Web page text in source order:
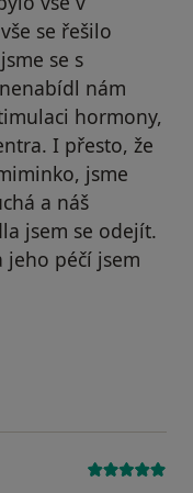
se řešilo
se s
nám
hormony,
I přesto, že
jsme
a náš
jsem se odejít.
jeho péčí jsem
účet byl odstraněn